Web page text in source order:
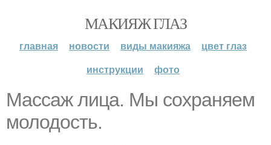
МАКИЯЖ ГЛАЗ
главная новости виды макияжа
цвет глаз
инструкции
фото
Массаж лица. Мы сохраняем
молодость.